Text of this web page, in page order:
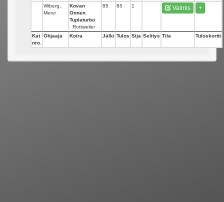
Wiberg,
Mervi
Kovan
Onnen
Tuplaturbo
Rottweiler
85 85 1 Valmis +
Kat
nro.
Ohjaaja Koira Jälki Tulos Sija Selitys Tila Tuloskortti